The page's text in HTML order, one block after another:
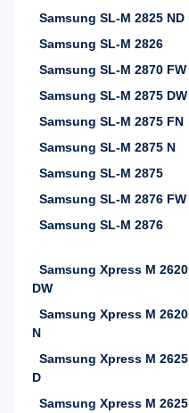
Samsung SL-M 2825 ND
Samsung SL-M 2826
Samsung SL-M 2870 FW
Samsung SL-M 2875 DW
Samsung SL-M 2875 FN
Samsung SL-M 2875 N
Samsung SL-M 2875
Samsung SL-M 2876 FW
Samsung SL-M 2876
Samsung Xpress M 2620
DW
Samsung Xpress M 2620
N
Samsung Xpress M 2625
D
Samsung Xpress M 2625